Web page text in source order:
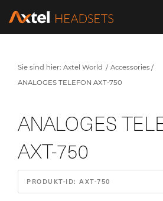
Sie sind hier: Axtel World
Accessories
ANALOGES TELEFON AXT-750
ANALOGES
AXT-750
PRODUKT-ID: AXT-750